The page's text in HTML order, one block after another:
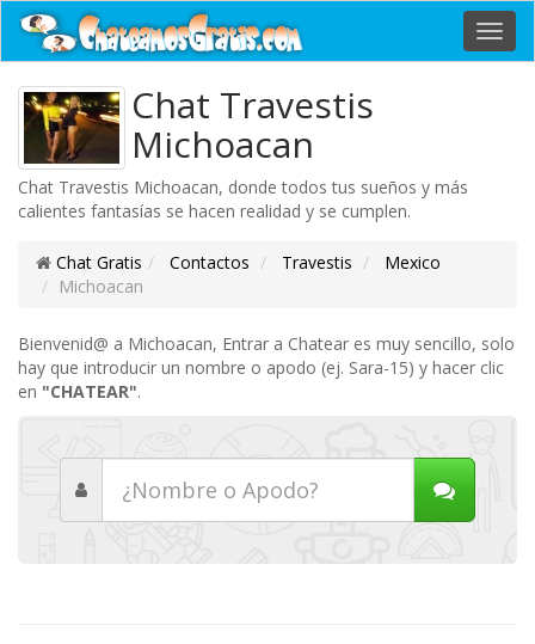
Chat Travestis
Michoacan
Chat Travestis Michoacan, donde todos tus sueños y más
calientes fantasías se hacen realidad y se cumplen.
Chat Gratis Contactos Travestis
Mexico
Michoacan
Bienvenid@ a Michoacan, Entrar a Chatear es muy sencillo, solo
hay que introducir un nombre o apodo (ej. Sara-15) y hacer clic
en "CHATEAR".